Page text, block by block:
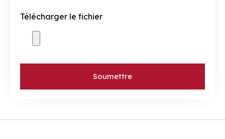
Télécharger le fichier
Soumettre